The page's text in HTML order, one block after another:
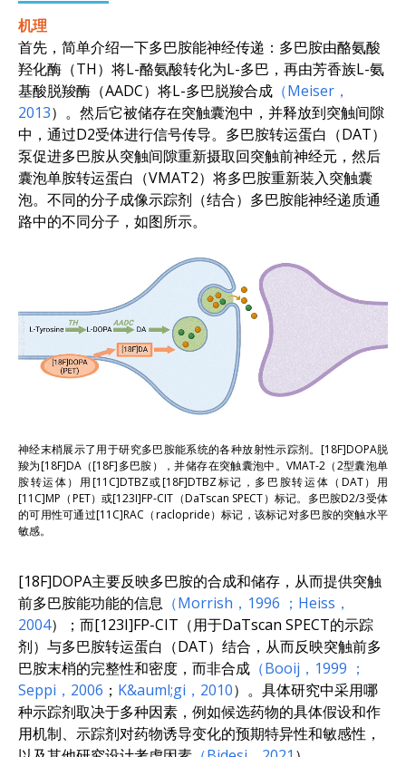
机理
首先，简单介绍一下多巴胺能神经传递：多巴胺由酪氨酸
羟化酶（TH）将L-酪氨酸转化为L-多巴，再由芳香族L-氨
基酸脱羧酶（AADC）将L-多巴脱羧合成 （Meiser，
2013）。然后它被储存在突触囊泡中，并释放到突触间隙
中，通过D2受体进行信号传导。多巴胺转运蛋白（DAT）
泵促进多巴胺从突触间隙重新摄取回突触前神经元，然后
囊泡单胺转运蛋白（VMAT2）将多巴胺重新装入突触囊
泡。不同的分子成像示踪剂（结合）多巴胺能神经递质通
路中的不同分子，如图所示。
神经末梢展示了用于研究多巴胺能系统的各种放射性示踪剂。[18F]DOPA脱
羧为[18F]DA（[18F]多巴胺），并储存在突触囊泡中。VMAT-2（2型囊泡单
胺转运体）用[11C]DTBZ或[18F]DTBZ标记，多巴胺转运体（DAT）用
[11C]MP（PET）或[123I]FP-CIT（DaTscan SPECT）标记。多巴胺D2/3受体
的可用性可通过[11C]RAC（raclopride）标记，该标记对多巴胺的突触水平
敏感。
[18F]DOPA主要反映多巴胺的合成和储存，从而提供突触
前多巴胺能功能的信息 （Morrish，1996 ；Heiss，
2004）；而[123I]FP-CIT（用于DaTscan SPECT的示踪
剂）与多巴胺转运蛋白（DAT）结合，从而反映突触前多
巴胺末梢的完整性和密度，而非合成 （Booij，1999 ；
Seppi，2006 ； K&auml;gi，2010）。具体研究中采用哪
种示踪剂取决于多种因素，例如候选药物的具体假设和作
用机制、示踪剂对药物诱导变化的预期特异性和敏感性，